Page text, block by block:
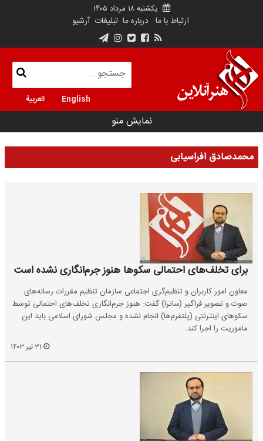
یکشنبه ۱۸ مرداد ۱۴۰۵
ارتباط با ما درباره ما تبلیغات آرشیو
English العربية
نمایش منو
محمدصادق افراسیابی
برای تخلف‌های احتمالی سکوها هنوز جرم‌انگاری نشده است
معاون امور کاربران و تنظیم‌گری اجتماعی سازمان تنظیم مقررات رسانه‌های
صوت و تصویر فراگیر (ساترا) گفت: هنوز جرم‌انگاری تخلف‌های احتمالی توسط
سکوهای اینترنتی (پلتفرم‌ها) انجام نشده و مجلس شورای اسلامی باید این
ماموریت را اجرا کند.